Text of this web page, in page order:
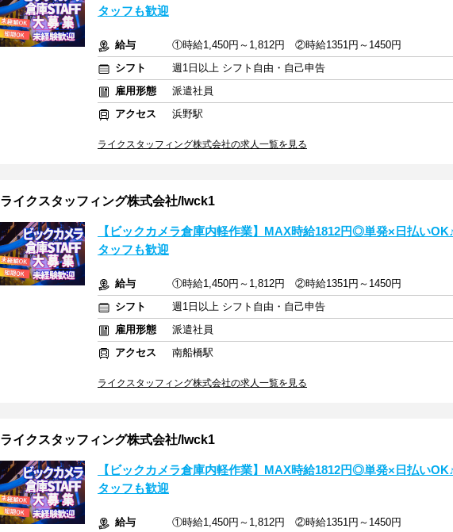
タッフも歓迎
給与
①時給1,450円～1,812円 ②時給1351円～1450円
シフト
週1日以上 シフト自由・自己申告
雇用形態
派遣社員
アクセス
浜野駅
ライクスタッフィング株式会社の求人一覧を見る
ライクスタッフィング株式会社/lwck1
【ビックカメラ倉庫内軽作業】MAX時給1812円◎単発×日払い
タッフも歓迎
給与
①時給1,450円～1,812円 ②時給1351円～1450円
シフト
週1日以上 シフト自由・自己申告
雇用形態
派遣社員
アクセス
南船橋駅
ライクスタッフィング株式会社の求人一覧を見る
ライクスタッフィング株式会社/lwck1
【ビックカメラ倉庫内軽作業】MAX時給1812円◎単発×日払い
タッフも歓迎
給与 ①時給1,450円～1,812円 ②時給1351円～1450円